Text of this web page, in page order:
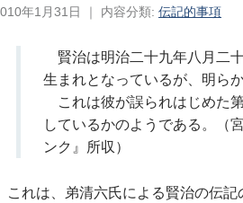
年1月31日 ｜ 内容分類: 伝記的事項
賢治は明治二十九年八月二
生まれとなっているが、明ら
これは彼が誤られはじめた
しているかのようである。（
ンク』所収）
これは、弟清六氏による賢治の伝記